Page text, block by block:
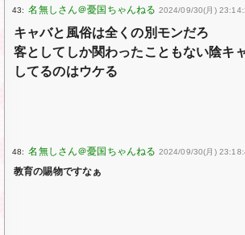
43: 2024/09/30(月)
キャバと風俗は全くの別モンだろ
客としてしか関わったこともない陰キ
してるのはウケる
48: 2024/09/30(月)
教育の賜物ですなぁ